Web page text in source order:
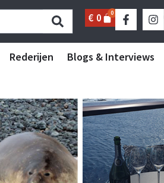
€ 0 0
Rederijen Blogs & Interviews